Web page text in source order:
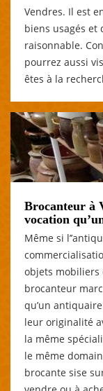
Vendres. Il est
biens usagés et
raisonnable.
pourrez aussi
êtes à la
Brocanteur à
vocation
Même si
objets mobiliers
brocanteur
qu’un
leur originalité
la même
le même
brocante sise